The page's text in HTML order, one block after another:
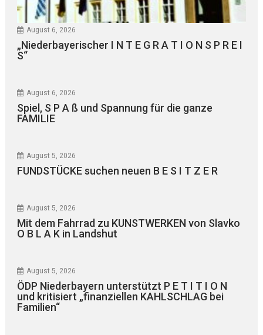
August 6, 2026
„Niederbayerischer I N T E G R A T I O N S P R E I
S“
August 6, 2026
Spiel, S P A ß und Spannung für die ganze
FAMILIE
August 5, 2026
FUNDSTÜCKE suchen neuen B E S I T Z E R
August 5, 2026
Mit dem Fahrrad zu KUNSTWERKEN von Slavko
O B L A K in Landshut
August 5, 2026
ÖDP Niederbayern unterstützt P E T I T I O N
und kritisiert „finanziellen KAHLSCHLAG bei
Familien“